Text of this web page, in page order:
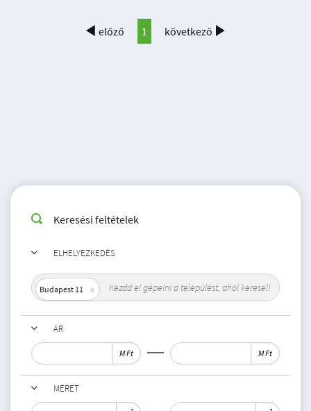
előző 1 következő
Keresési feltételek
ELHELYEZKEDÉS
Budapest 11
ÁR
M Ft M Ft
MÉRET